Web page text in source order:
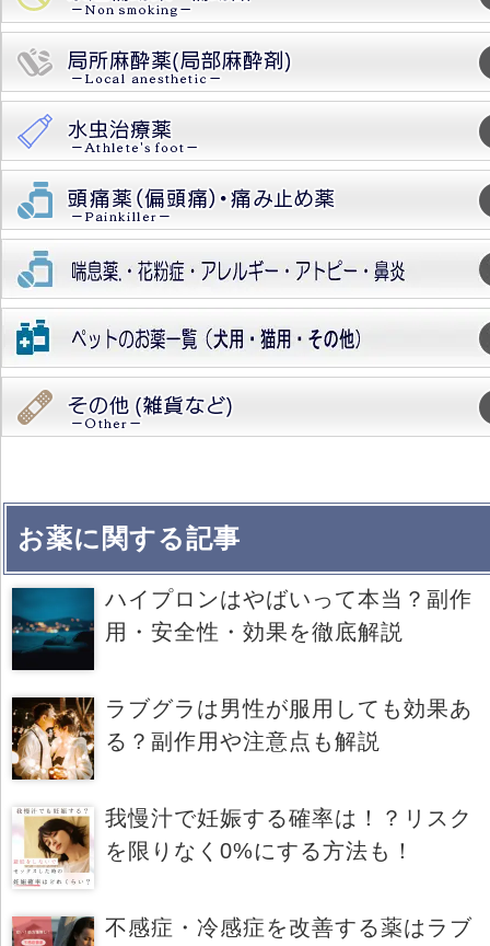
お薬に関する記事
ハイプロンはやばいって本当？副作
用・安全性・効果を徹底解説
ラブグラは男性が服用しても効果あ
る？副作用や注意点も解説
我慢汁で妊娠する確率は！？リスク
を限りなく0%にする方法も！
不感症・冷感症を改善する薬はラブ